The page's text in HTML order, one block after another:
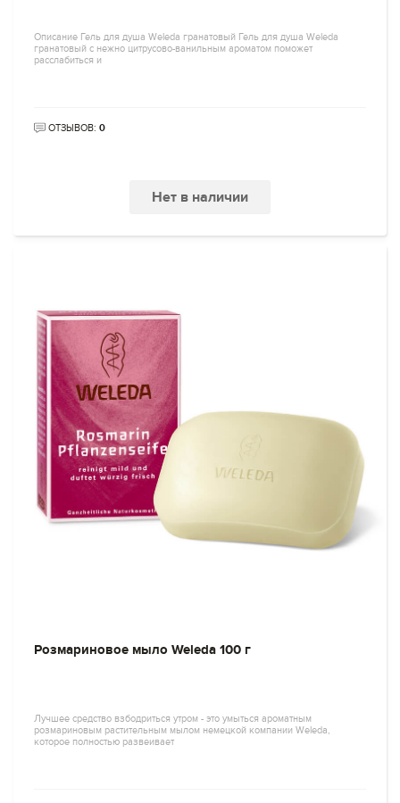
Описание Гель для душа Weleda гранатовый Гель для душа Weleda
гранатовый с нежно цитрусово-ванильным ароматом поможет
расслабиться и
ОТЗЫВОВ: 0
Нет в наличии
Розмариновое мыло Weleda 100 г
Лучшее средство взбодриться утром - это умыться ароматным
розмариновым растительным мылом немецкой компании Weleda,
которое полностью развеивает